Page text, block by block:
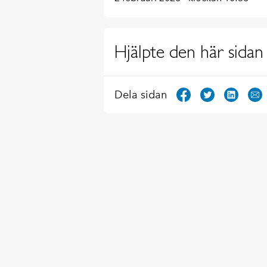
Hjälpte den här sidan
Dela sidan